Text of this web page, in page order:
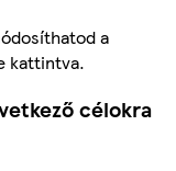
a
kattintva.
célokra